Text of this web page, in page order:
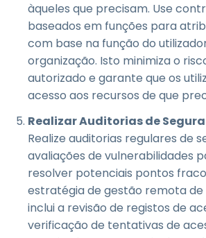
àqueles que precisam. Use
baseados em funções para
com base na função do
organização. Isto minimiza o
autorizado e garante que os
acesso aos recursos de que
Realizar Auditorias de
Realize auditorias regulares de
avaliações de vulnerabilidades
resolver potenciais pontos
estratégia de gestão remota de
inclui a revisão de registos de
verificação de tentativas de